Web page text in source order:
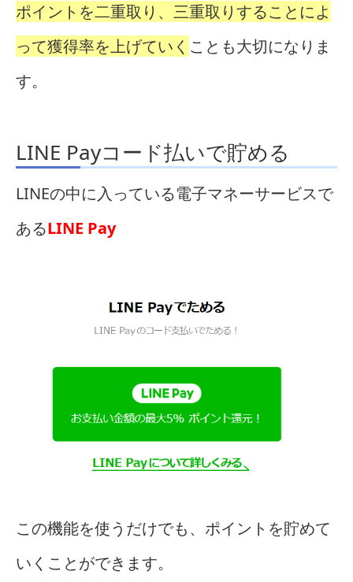
ポイントを二重取り、三重取りすることによ
って獲得率を上げていく ことも大切になりま
す。
LINE Payコード払いで貯める
LINEの中に入っている電子マネーサービスで
あるLINE Pay
この機能を使うだけでも、ポイントを貯めて
いくことができます。